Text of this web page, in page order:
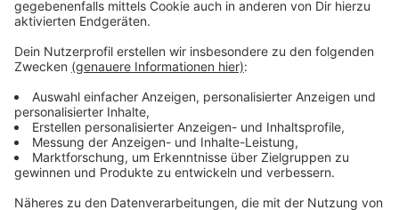
Anzeige
So können wir Erinnerungen einreichen
Anzeige
Wer Material aus den letzten fünf Jahrzehnten besitzt
- sei es ein altes Konzertfoto, ein Video-Clip oder ein